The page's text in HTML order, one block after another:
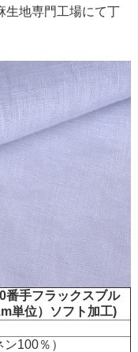
地専門工場にて丁
番手フラックスブル
単位）ソフト加工)
100％）